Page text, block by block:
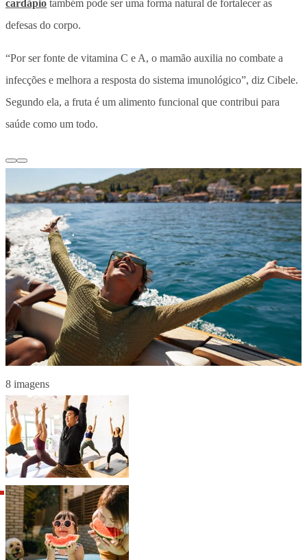
cardápio também pode ser uma forma natural de fortalecer as
defesas do corpo.
“Por ser fonte de vitamina C e A, o mamão auxilia no combate a
infecções e melhora a resposta do sistema imunológico”, diz Cibele.
Segundo ela, a fruta é um alimento funcional que contribui para
saúde como um todo.
8 imagens